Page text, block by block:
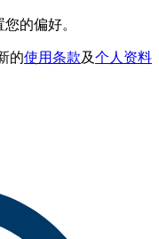
您的偏好。
的使用条款及个人资料